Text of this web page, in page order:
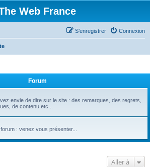
Web France
Connexion
S’enregistrer
Forum
envie de dire sur le site : des remarques, des regrets,
de contenu etc...
: venez vous présenter...
Aller à